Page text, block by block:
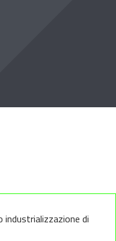
industrializzazione di